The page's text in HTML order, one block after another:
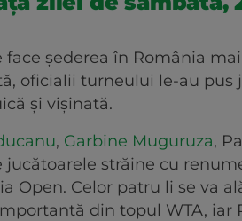
face șederea în România
oficialii turneului le-au pus
și vișinată.
, Garbine Muguruza,
străine cu
Open. Celor patru li se va
din topul WTA, iar